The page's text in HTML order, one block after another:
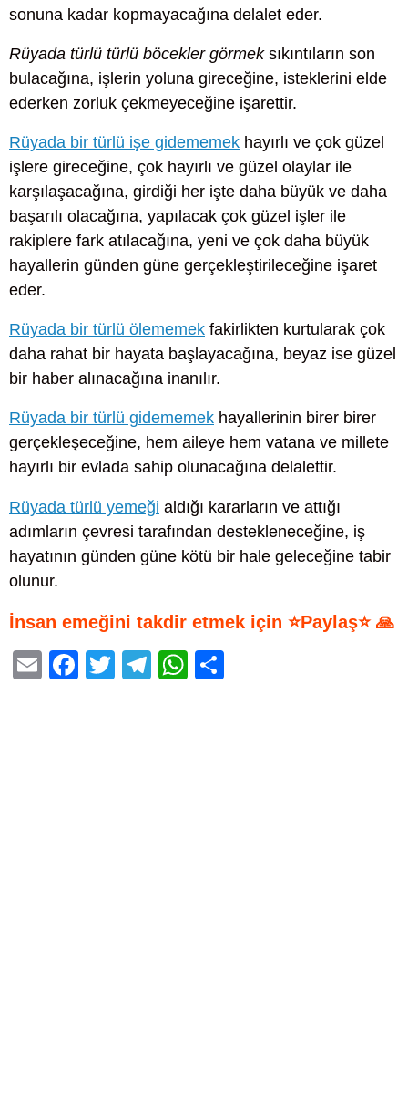
sonuna kadar kopmayacağına delalet eder.
Rüyada türlü türlü böcekler görmeksıkıntıların son
bulacağına, işlerin yoluna gireceğine, isteklerini elde
ederken zorluk çekmeyeceğine işarettir.
Rüyada bir türlü işe gidememek hayırlı ve çok güzel
işlere gireceğine, çok hayırlı ve güzel olaylar ile
karşılaşacağına, girdiği her işte daha büyük ve daha
başarılı olacağına, yapılacak çok güzel işler ile
rakiplere fark atılacağına, yeni ve çok daha büyük
hayallerin günden güne gerçekleştirileceğine işaret
eder.
Rüyada bir türlü ölememek fakirlikten kurtularak çok
daha rahat bir hayata başlayacağına, beyaz ise güzel
bir haber alınacağına inanılır.
Rüyada bir türlü gidememek hayallerinin birer birer
gerçekleşeceğine, hem aileye hem vatana ve millete
hayırlı bir evlada sahip olunacağına delalettir.
Rüyada türlü yemeği aldığı kararların ve attığı
adımların çevresi tarafından destekleneceğine, iş
hayatının günden güne kötü bir hale geleceğine tabir
olunur.
İnsan emeğini takdir etmek için ⭐Paylaş⭐ 🙏
E
F
T
T
W